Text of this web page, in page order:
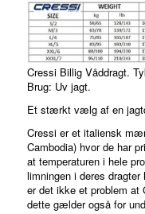
Cressi Billig Våddragt.
Brug: Uv jagt.
Et stærkt vælg af en
Cressi er et italiensk
Cambodia) hvor de har
at temperaturen i hele
limningen i deres dragter
er det ikke et problem at
dette gælder også for